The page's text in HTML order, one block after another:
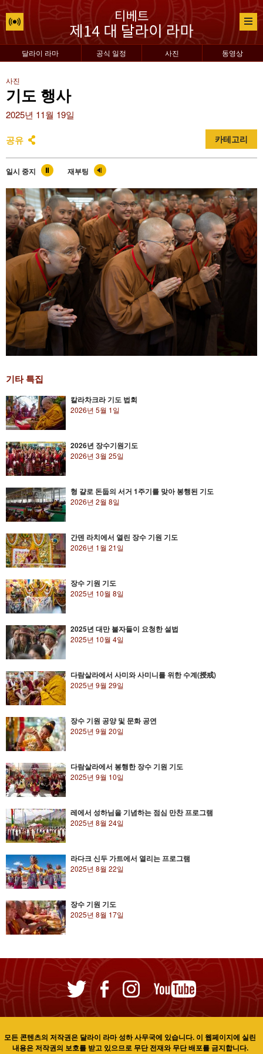
달라이 라마 공식 일정 사진 동영상
사진
기도 행사
2025년 11월 19일
공유 카테고리
일시 중지 재부팅
기타 특집
칼라차크라 기도 법회
2026년 5월 1일
2026년 장수기원기도
2026년 3월 25일
형 걀로 돈둡의 서거 1주기를 맞아 봉행된 기도
2026년 2월 8일
간덴 라치에서 열린 장수 기원 기도
2026년 1월 21일
장수 기원 기도
2025년 10월 8일
2025년 대만 불자들이 요청한 설법
2025년 10월 4일
다람살라에서 사미와 사미니를 위한 수계(授戒)
2025년 9월 29일
장수 기원 공양 및 문화 공연
2025년 9월 20일
다람살라에서 봉행한 장수 기원 기도
2025년 9월 10일
레에서 성하님을 기념하는 점심 만찬 프로그램
2025년 8월 24일
라다크 신두 가트에서 열리는 프로그램
2025년 8월 22일
장수 기원 기도
2025년 8월 17일
모든 콘텐츠의 저작권은 달라이 라마 성하 사무국에 있습니다. 이 웹페이지에 실린
내용은 저작권의 보호를 받고 있으므로 무단 전재와 무단 배포를 금지합니다.